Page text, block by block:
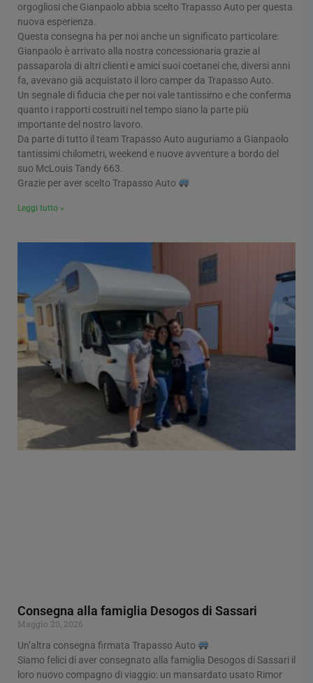
orgogliosi che Gianpaolo abbia scelto Trapasso Auto per questa
nuova esperienza.
Questa consegna ha per noi anche un significato particolare:
Gianpaolo è arrivato alla nostra concessionaria grazie al
passaparola di altri clienti e amici suoi coetanei che, diversi anni
fa, avevano già acquistato il loro camper da Trapasso Auto.
Un segnale di fiducia che per noi vale tantissimo e che conferma
quanto i rapporti costruiti nel tempo siano la parte più
importante del nostro lavoro.
Da parte di tutto il team Trapasso Auto auguriamo a Gianpaolo
tantissimi chilometri, weekend e nuove avventure a bordo del
suo McLouis Tandy 663.
Grazie per aver scelto Trapasso Auto
Leggi tutto »
Consegna alla famiglia Desogos di Sassari
Maggio 20, 2026
Un’altra consegna firmata Trapasso Auto
Siamo felici di aver consegnato alla famiglia Desogos di Sassari il
loro nuovo compagno di viaggio: un mansardato usato Rimor